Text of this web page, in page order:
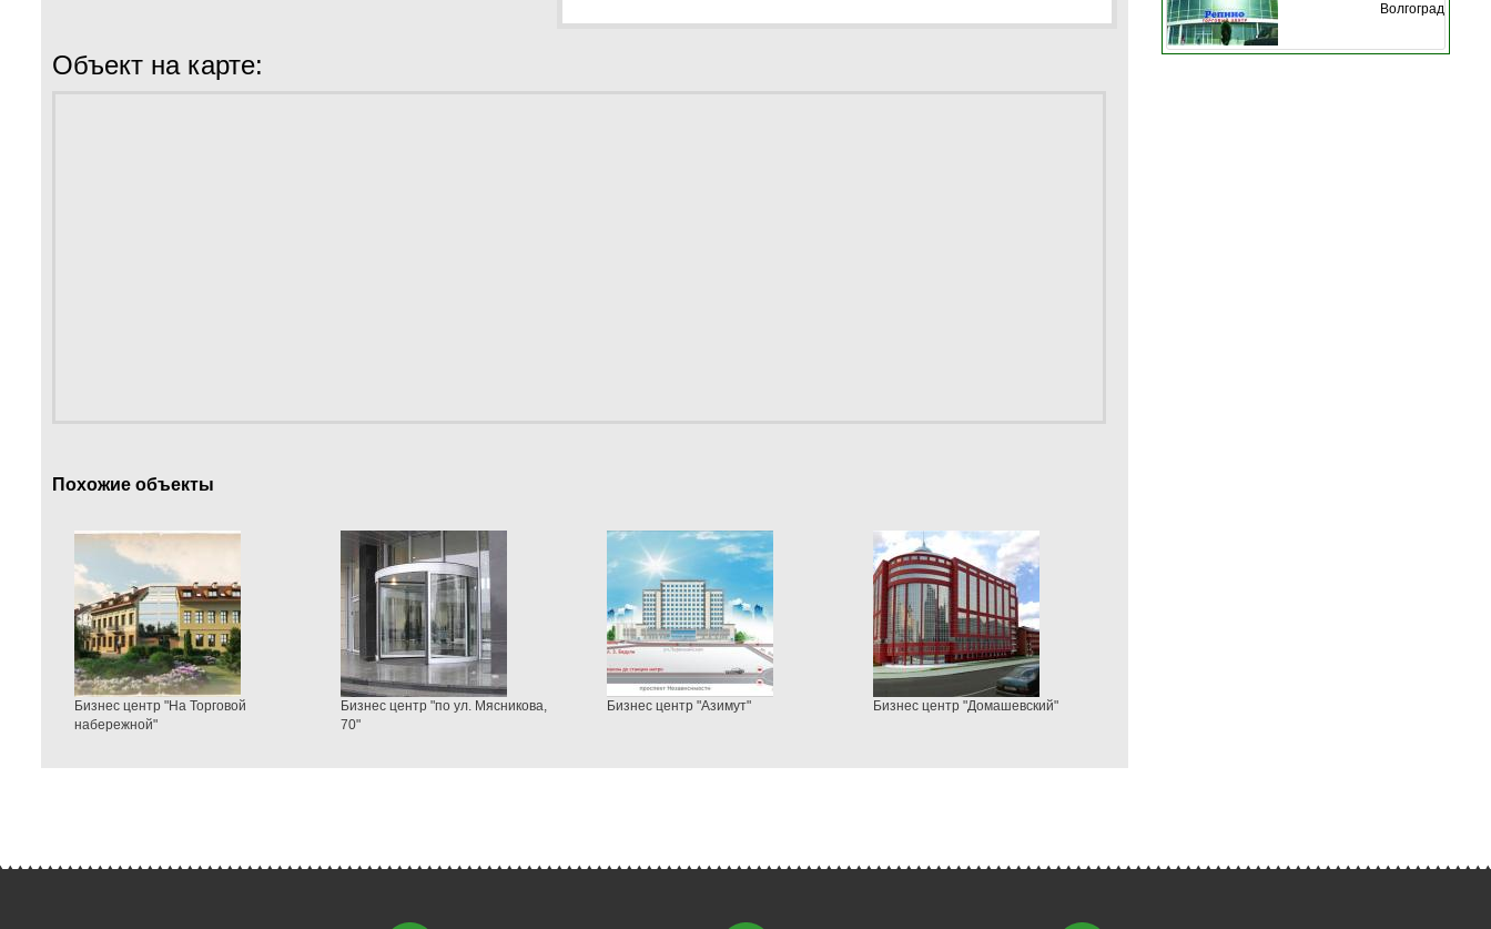
Объект на карте:
Похожие объекты
Бизнес центр "На Торговой
набережной"
Бизнес центр "по ул. Мясникова,
70"
Бизнес центр "Азимут" Бизнес центр "Домашевский"
Волгоград